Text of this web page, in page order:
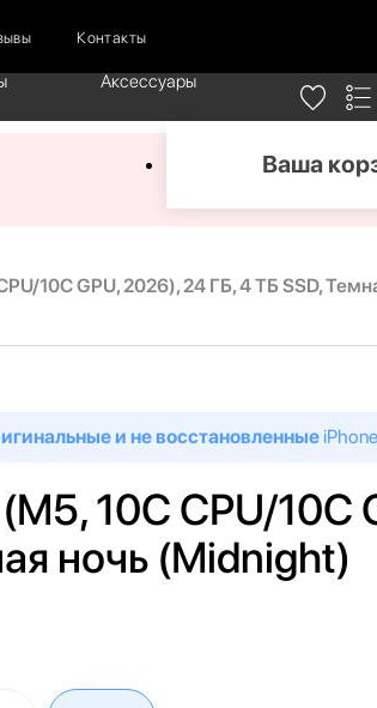
Контакты
Аксессуары
Ваша
10C GPU, 2026), 24 ГБ, 4 ТБ SSD,
и не восстановленныеiPhone
10C CPU/10C
ночь (Midnight)